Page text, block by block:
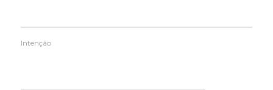
Intenção